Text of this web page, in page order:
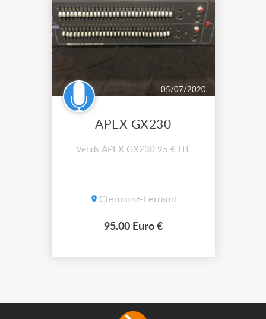
05/07/2020
APEX GX230
Vends APEX GX230 95 € HT
Clermont-Ferrand
95.00 Euro €